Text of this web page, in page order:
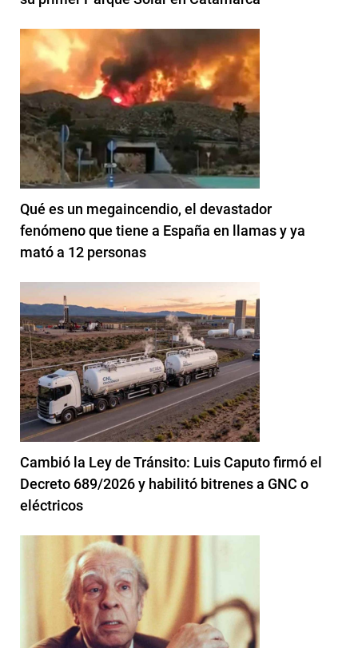
Qué es un megaincendio, el devastador
fenómeno que tiene a España en llamas y ya
mató a 12 personas
Cambió la Ley de Tránsito: Luis Caputo firmó el
Decreto 689/2026 y habilitó bitrenes a GNC o
eléctricos